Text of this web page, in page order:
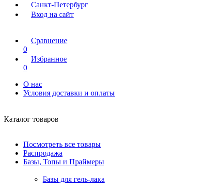
Санкт-Петербург
Вход на сайт
Сравнение
0
Избранное
0
О нас
Условия доставки и оплаты
Каталог товаров
Посмотреть все товары
Распродажа
Базы, Топы и Праймеры
Базы для гель-лака